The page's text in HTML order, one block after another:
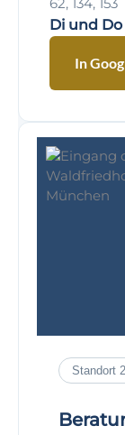
Di und Do
In
Standort 2